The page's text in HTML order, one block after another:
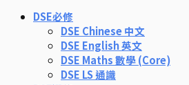
DSE必修
DSE Chinese 中文
DSE English 英文
DSE Maths 數學 (Core)
DSE LS 通識